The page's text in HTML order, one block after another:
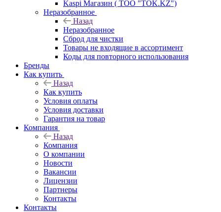
Kaspi Магазин ( ТОО "TOK.KZ")
Неразобранное
Назад
Неразобранное
Сброд для чистки
Товары не входящие в ассортимент
Коды для повторного использования
Бренды
Как купить
Назад
Как купить
Условия оплаты
Условия доставки
Гарантия на товар
Компания
Назад
Компания
О компании
Новости
Вакансии
Лицензии
Партнеры
Контакты
Контакты